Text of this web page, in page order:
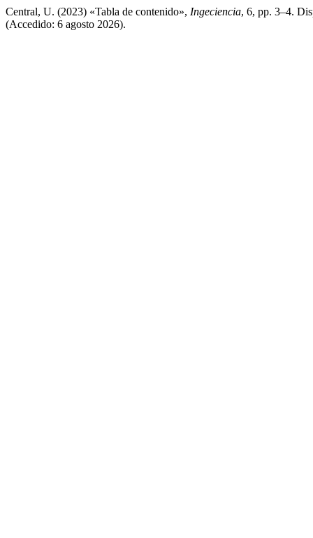
Central, U. (2023) «Tabla de contenido», Ingeciencia, 6, pp. 3–4.
(Accedido: 6 agosto 2026).